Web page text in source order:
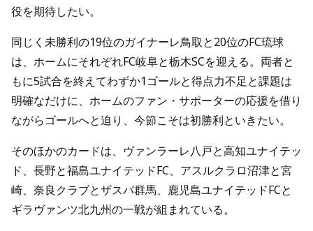
役を期待したい。
同じく未勝利の19位のガイナーレ鳥取と20位のFC琉球
は、ホームにそれぞれFC岐阜と栃木SCを迎える。両者と
もに5試合を終えてわずか1ゴールと得点力不足と課題は
明確なだけに、ホームのファン・サポーターの応援を借り
ながらゴールへと迫り、今節こそは初勝利といきたい。
そのほかのカードは、ヴァンラーレ八戸と高知ユナイテッ
ド、長野と福島ユナイテッドFC、アスルクラロ沼津と宮
崎、奈良クラブとザスパ群馬、鹿児島ユナイテッドFCと
ギラヴァンツ北九州の一戦が組まれている。